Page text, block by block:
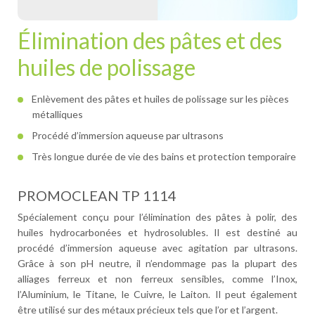
Élimination des pâtes et des
huiles de polissage
Enlèvement des pâtes et huiles de polissage sur les pièces
métalliques
Procédé d’immersion aqueuse par ultrasons
Très longue durée de vie des bains et protection temporaire
PROMOCLEAN TP 1114
Spécialement conçu pour l’élimination des pâtes à polir, des
huiles hydrocarbonées et hydrosolubles. Il est destiné au
procédé d’immersion aqueuse avec agitation par ultrasons.
Grâce à son pH neutre, il n’endommage pas la plupart des
alliages ferreux et non ferreux sensibles, comme l’Inox,
l’Aluminium, le Titane, le Cuivre, le Laiton. Il peut également
être utilisé sur des métaux précieux tels que l’or et l’argent.